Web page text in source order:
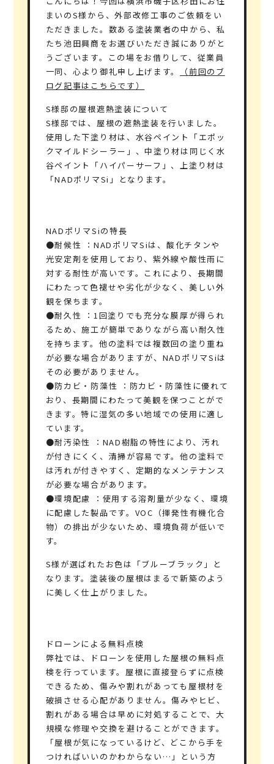
まいのS様から、外部改修工事のご依頼をい
ただきました。数ある塗装業者の中から、私
たち池田興商をお選びいただき誠にありがと
うございます。この場をお借りして、従業員
一同、心より御礼申し上げます。
（前回のブ
ログ記事はこちらです）
S様邸の屋根遮熱塗装について
S様邸では、屋根の遮熱塗装を行いました。
使用した下塗り材は、水谷ペイント「エポッ
クマイルドシーラー」、中塗り材は同じく水
谷ペイント「ハイパーサーフ」、上塗り材は
「NADポリマSi」となります。
NADポリマSiの特長
●耐候性 ：NADポリマSiは、酸化チタンや
光安定剤を使用しており、紫外線や酸性雨に
対する耐性が高いです。これにより、長期間
にわたって色褪せや劣化が少なく、美しい外
観を保ちます。
●耐久性 ：1回塗りでも充分な膜厚が得られ
るため、施工が簡単でありながら高い耐久性
を持ちます。他の塗料では複数回の塗り重ね
が必要な場合がありますが、NADポリマSiは
その必要がありません。
●防カビ・防藻性
：防カビ・防藻性に優れて
おり、長期間にわたって美観を保つことがで
きます。特に湿気の多い地域での使用に適し
ています。
●耐汚染性
：NAD樹脂の特性により、汚れ
が付きにくく、清掃が容易です。他の塗料で
は汚れが付きやすく、定期的なメンテナンス
が必要な場合があります。
●環境配慮
：使用する溶剤量が少なく、環境
に配慮した製品です。VOC（揮発性有機化合
物）の排出が少ないため、環境負荷が低いで
す。
S様が選ばれたお色は「ブルーブラック」と
なります。塗装後の屋根はまるで新築のよう
に美しく仕上がりました。
ドローンによる無料点検
弊社では、ドローンを使用した屋根の無料点
検を行っています。屋根に直接登らずに点検
できるため、傷みや割れがあっても屋根材を
破損させる心配がありません。傷みやヒビ、
割れがある場合は早めに対処することで、大
規模な修理や交換を避けることができます。
「屋根が気になっているけど、どこから手を
つければいいのかわからない…」という方